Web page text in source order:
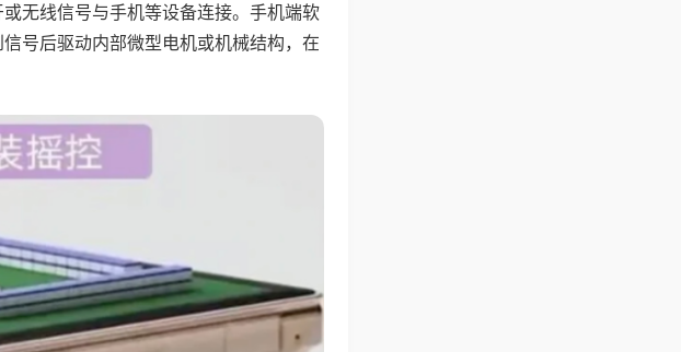
无线信号与手机等设备连接。手机端软
号后驱动内部微型电机或机械结构，在